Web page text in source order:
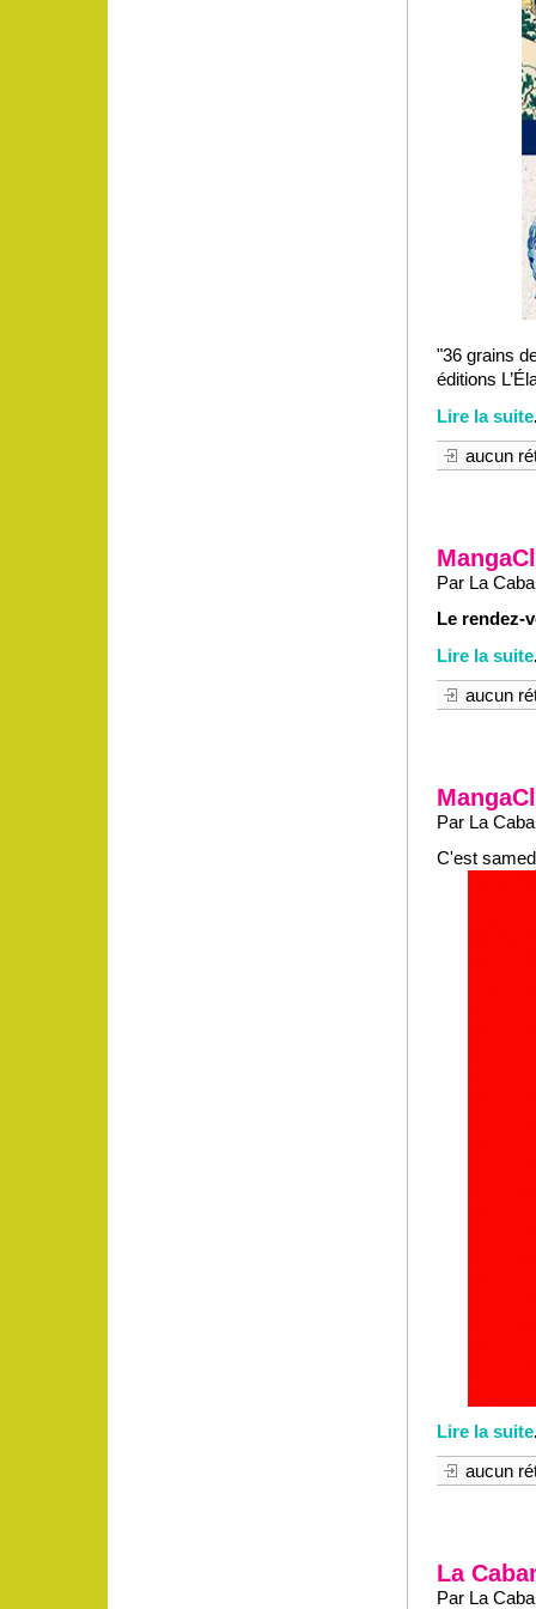
"36 grains
éditions
Lire la suite
aucun
Par La
Le rendez-
Lire la suite
aucun
Par La
C'est
Lire la suite
aucun
La
Par La